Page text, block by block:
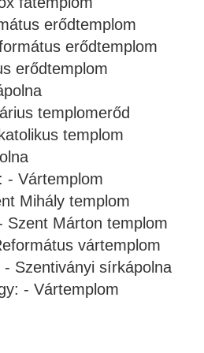
erődtemplom
erődtemplom
erődtemplom
templomerőd
templom
- Vártemplom
Mihály templom
Szent Márton templom
vártemplom
- Szentiványi sírkápolna
- Vártemplom